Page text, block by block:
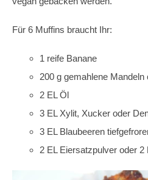
Für 6 Muffins braucht Ihr:
1 reife Banane
200 g gemahlene
2 EL Öl
3 EL Xylit, Xucker oder
3 EL Blaubeeren
2 EL Eiersatzpulver oder 2